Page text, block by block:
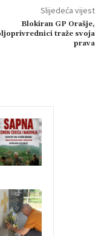
Slijedeća vijest
Blokiran GP Orašje,
traže svoja
prava